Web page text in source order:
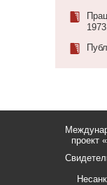
1973.
проект